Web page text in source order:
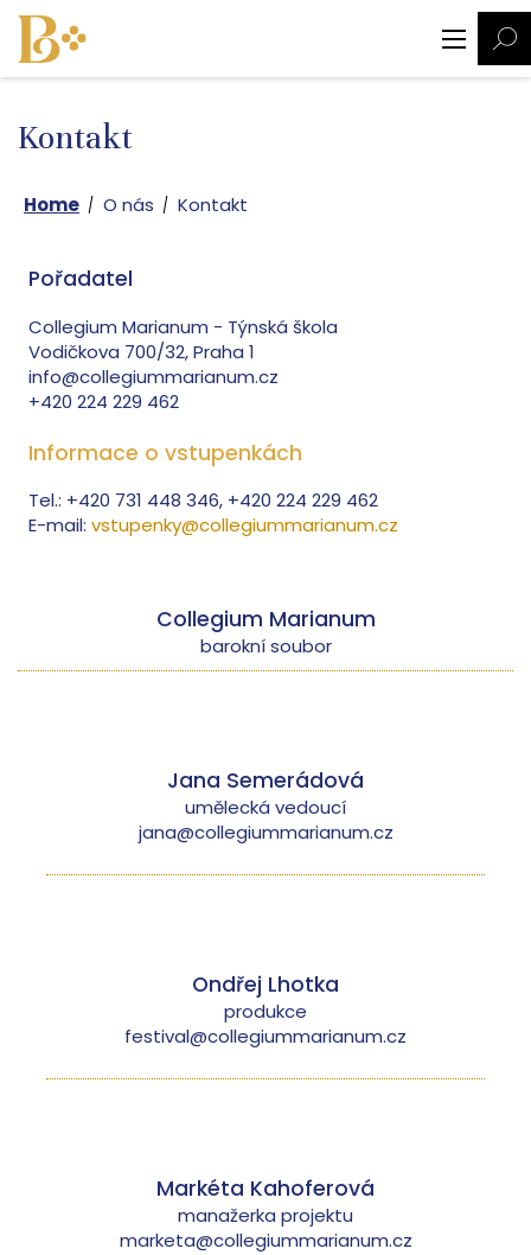
Kontakt
Home O nás Kontakt
Pořadatel
Collegium Marianum - Týnská škola
Vodičkova 700/32, Praha 1
info@collegiummarianum.cz
+420 224 229 462
Informace o vstupenkách
Tel.: +420 731 448 346, +420 224 229 462
E-mail: vstupenky@collegiummarianum.cz
Collegium Marianum
barokní soubor
Jana Semerádová
umělecká vedoucí
jana@collegiummarianum.cz
Ondřej Lhotka
produkce
festival@collegiummarianum.cz
Markéta Kahoferová
manažerka projektu
marketa@collegiummarianum.cz